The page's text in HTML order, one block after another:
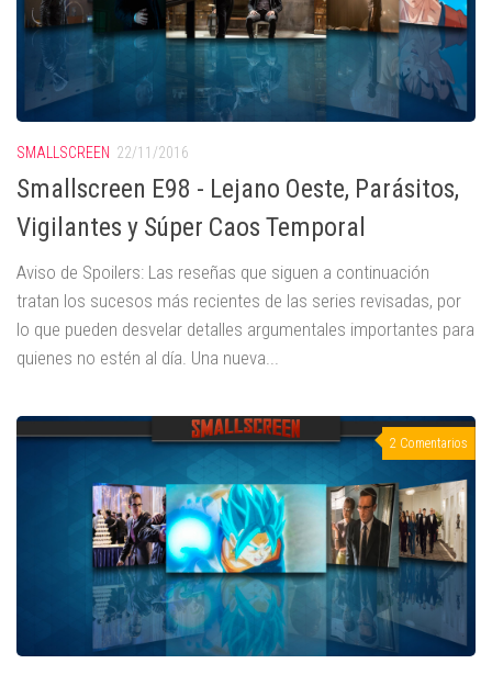
SMALLSCREEN 22/11/2016
Smallscreen E98 - Lejano Oeste, Parásitos,
Vigilantes y Súper Caos Temporal
Aviso de Spoilers: Las reseñas que siguen a continuación
tratan los sucesos más recientes de las series revisadas, por
lo que pueden desvelar detalles argumentales importantes para
quienes no estén al día. Una nueva...
2 Comentarios